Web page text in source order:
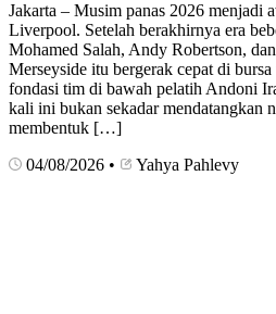
Jakarta – Musim panas 2026 menjadi
Liverpool. Setelah berakhirnya era
Mohamed Salah, Andy Robertson,
Merseyside itu bergerak cepat di
fondasi tim di bawah pelatih Andoni
kali ini bukan sekadar mendatangkan
membentuk […]
04/08/2026 • Yahya Pahlevy